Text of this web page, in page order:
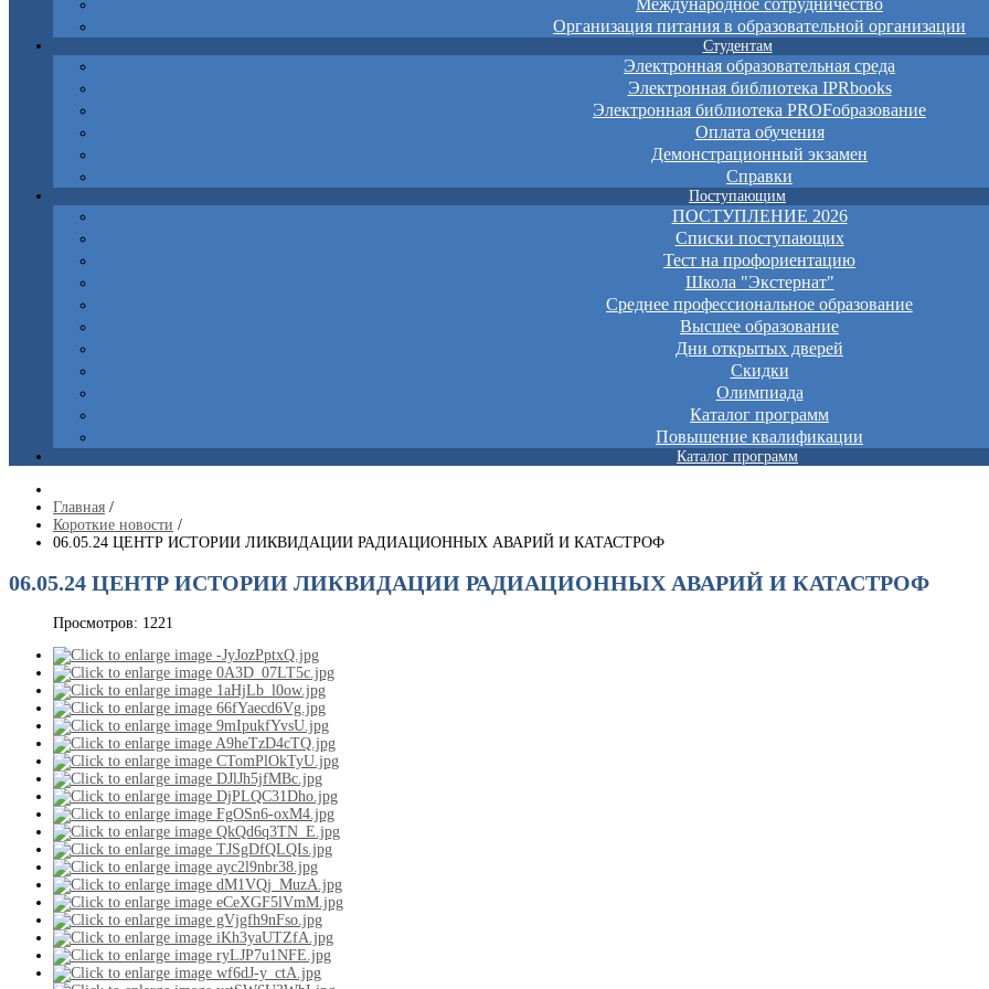
Организация питания в образовательной организации
Студентам
Электронная образовательная среда
Электронная библиотека IPRbooks
Электронная библиотека PROFобразование
Оплата обучения
Демонстрационный экзамен
Справки
Поступающим
ПОСТУПЛЕНИЕ 2026
Списки поступающих
Тест на профориентацию
Школа "Экстернат"
Среднее профессиональное образование
Высшее образование
Дни открытых дверей
Скидки
Олимпиада
Каталог программ
Повышение квалификации
Каталог программ
Главная /
Короткие новости /
06.05.24 ЦЕНТР ИСТОРИИ ЛИКВИДАЦИИ РАДИАЦИОННЫХ АВАРИЙ И КАТАСТРОФ
06.05.24 ЦЕНТР ИСТОРИИ ЛИКВИДАЦИИ РАДИАЦИОННЫХ АВАРИЙ И КАТАСТРОФ
Просмотров: 1221